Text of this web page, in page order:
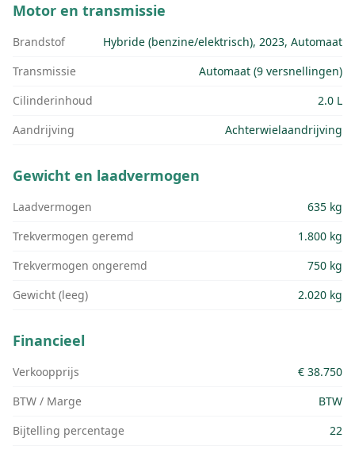
Motor en transmissie
Brandstof
Hybride (benzine/elektrisch), 2023, Automaat
Transmissie
Automaat (9 versnellingen)
Cilinderinhoud
2.0 L
Aandrijving
Achterwielaandrijving
Gewicht en laadvermogen
Laadvermogen
635 kg
Trekvermogen geremd
1.800 kg
Trekvermogen ongeremd
750 kg
Gewicht (leeg)
2.020 kg
Financieel
Verkoopprijs
€ 38.750
BTW / Marge
BTW
Bijtelling percentage
22